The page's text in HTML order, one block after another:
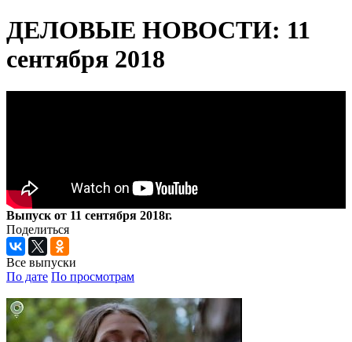
ДЕЛОВЫЕ НОВОСТИ: 11
сентября 2018
Выпуск от 11 сентября 2018г.
Поделиться
Все выпуски
По дате По просмотрам